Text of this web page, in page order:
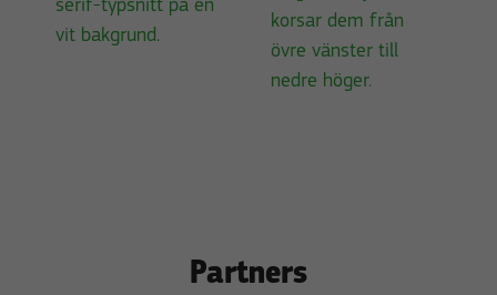
Partners
surfar ökar du
chansen att få se
anpassat